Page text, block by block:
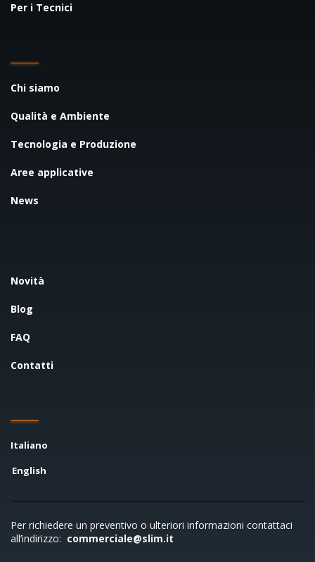
Per i Tecnici
Chi siamo
Qualità e Ambiente
Tecnologia e Produzione
Aree applicative
News
Novità
Blog
FAQ
Contatti
Italiano
English
Per richiedere un preventivo o ulteriori informazioni contattaci
all’indirizzo: commerciale@slim.it